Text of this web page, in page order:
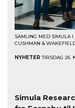
SAMLING MED SIMULA
CUSHMAN &
NYHETER TIRSDAG 26.
Simula